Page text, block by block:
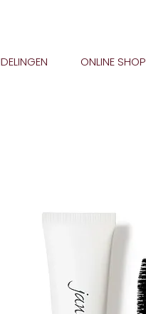
ONLINE SHOP